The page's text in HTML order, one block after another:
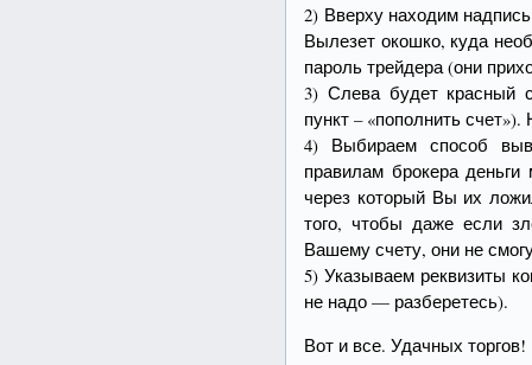
2) Вверху находим
Вылезет окошко, куда
пароль трейдера (они
3) Слева будет
пункт – «пополнить
4) Выбираем способ
правилам брокера
через который Вы их
того, чтобы даже если
Вашему счету, они не
5) Указываем реквизиты
не надо — разберетесь).
Вот и все. Удачных торгов!